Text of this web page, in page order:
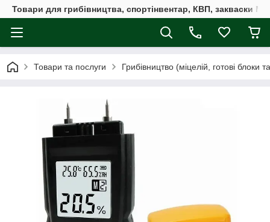
Товари для грибівництва, спортінвентар, КВП, закваски
Товари та послуги Грибівництво (міцелій, готові блоки